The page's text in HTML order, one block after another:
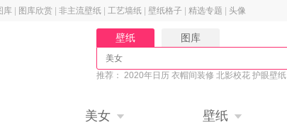
库 图库欣赏 非主流壁纸 工艺墙纸 壁纸格子 精选专题 头像
壁纸
图库
推荐： 2020年日历 衣帽间装修 北影校花 护眼壁纸
美女 壁纸